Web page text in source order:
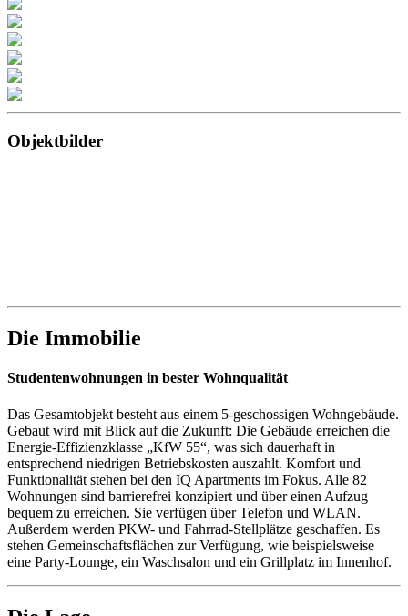
Objektbilder
Die Immobilie
Studentenwohnungen in bester Wohnqualität
Das Gesamtobjekt besteht aus einem 5-geschossigen Wohngebäude.
Gebaut wird mit Blick auf die Zukunft: Die Gebäude erreichen die
Energie-Effizienzklasse „KfW 55“, was sich dauerhaft in
entsprechend niedrigen Betriebskosten auszahlt. Komfort und
Funktionalität stehen bei den IQ Apartments im Fokus. Alle 82
Wohnungen sind barrierefrei konzipiert und über einen Aufzug
bequem zu erreichen. Sie verfügen über Telefon und WLAN.
Außerdem werden PKW- und Fahrrad-Stellplätze geschaffen. Es
stehen Gemeinschaftsflächen zur Verfügung, wie beispielsweise
eine Party-Lounge, ein Waschsalon und ein Grillplatz im Innenhof.